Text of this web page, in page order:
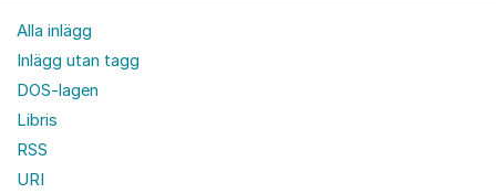
Alla inlägg
Inlägg utan tagg
DOS-lagen
Libris
RSS
URI